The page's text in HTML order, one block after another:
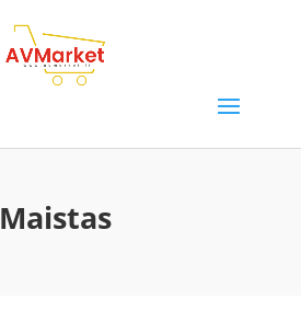
Maistas